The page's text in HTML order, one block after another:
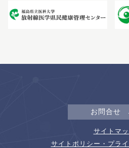
お問合せ
サイトマ
サイトポリシー・プラ